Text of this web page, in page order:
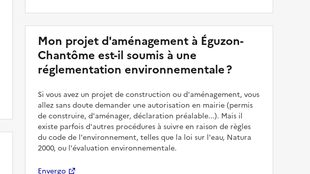
Mon projet d'aménagement à Éguzon-
Chantôme est-il soumis à une
réglementation environnementale ?
Si vous avez un projet de construction ou d'aménagement, vous
allez sans doute demander une autorisation en mairie (permis
de construire, d'aménager, déclaration préalable...). Mais il
existe parfois d'autres procédures à suivre en raison de règles
du code de l'environnement, telles que la loi sur l'eau, Natura
2000, ou l'évaluation environnementale.
Envergo